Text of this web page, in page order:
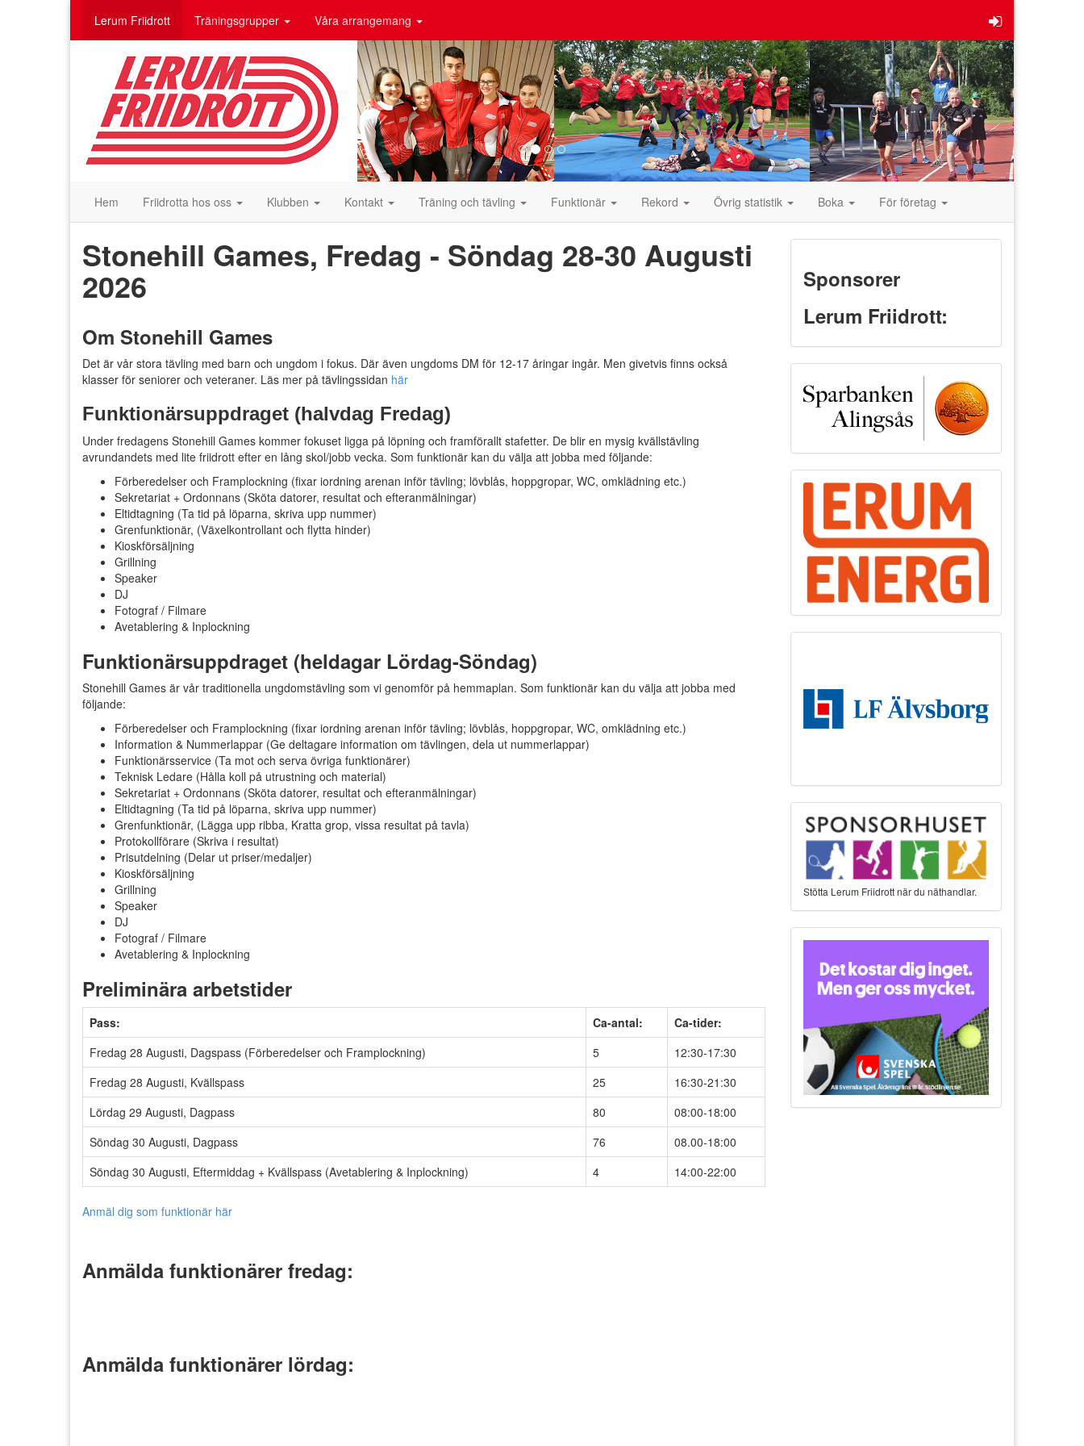
Lerum Friidrott Träningsgrupper Våra arrangemang
Hem Friidrotta hos oss Klubben Kontakt Träning och tävling Funktionär Rekord Övrig statistik Boka För företag
Stonehill Games, Fredag - Söndag 28-30 Augusti
2026
Om Stonehill Games
Det är vår stora tävling med barn och ungdom i fokus. Där även ungdoms DM för 12-17 åringar ingår. Men givetvis finns också
klasser för seniorer och veteraner. Läs mer på tävlingssidan här
Funktionärsuppdraget (halvdag Fredag)
Under fredagens Stonehill Games kommer fokuset ligga på löpning och framförallt stafetter. De blir en mysig kvällstävling
avrundandets med lite friidrott efter en lång skol/jobb vecka. Som funktionär kan du välja att jobba med följande:
Förberedelser och Framplockning (fixar iordning arenan inför tävling; lövblås, hoppgropar, WC, omklädning etc.)
Sekretariat + Ordonnans (Sköta datorer, resultat och efteranmälningar)
Eltidtagning (Ta tid på löparna, skriva upp nummer)
Grenfunktionär, (Växelkontrollant och flytta hinder)
Kioskförsäljning
Grillning
Speaker
DJ
Fotograf / Filmare
Avetablering & Inplockning
Funktionärsuppdraget (heldagar Lördag-Söndag)
Stonehill Games är vår traditionella ungdomstävling som vi genomför på hemmaplan. Som funktionär kan du välja att jobba med
följande:
Förberedelser och Framplockning (fixar iordning arenan inför tävling; lövblås, hoppgropar, WC, omklädning etc.)
Information & Nummerlappar (Ge deltagare information om tävlingen, dela ut nummerlappar)
Funktionärsservice (Ta mot och serva övriga funktionärer)
Teknisk Ledare (Hålla koll på utrustning och material)
Sekretariat + Ordonnans (Sköta datorer, resultat och efteranmälningar)
Eltidtagning (Ta tid på löparna, skriva upp nummer)
Grenfunktionär, (Lägga upp ribba, Kratta grop, vissa resultat på tavla)
Protokollförare (Skriva i resultat)
Prisutdelning (Delar ut priser/medaljer)
Kioskförsäljning
Grillning
Speaker
DJ
Fotograf / Filmare
Avetablering & Inplockning
Preliminära arbetstider
Pass: Ca-antal:
Ca-tider:
Fredag 28 Augusti, Dagspass (Förberedelser och Framplockning)
5
12:30-17:30
Fredag 28 Augusti, Kvällspass
25
16:30-21:30
Lördag 29 Augusti, Dagpass
80
08:00-18:00
Söndag 30 Augusti, Dagpass
76
08.00-18:00
Söndag 30 Augusti, Eftermiddag + Kvällspass (Avetablering & Inplockning)
4 14:00-22:00
Anmäl dig som funktionär här
Anmälda funktionärer fredag:
Anmälda funktionärer lördag:
Sponsorer
Lerum Friidrott:
Stötta Lerum Friidrott när du näthandlar.